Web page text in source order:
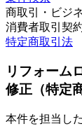
商取引・ビジ
消費者取引契
特定商取引法
リフォーム
修正（特定
本件を担当し